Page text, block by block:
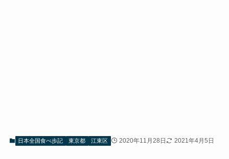
日本全国食べ歩記 東京都 江東区 2020年11月28日 2021年4月5日